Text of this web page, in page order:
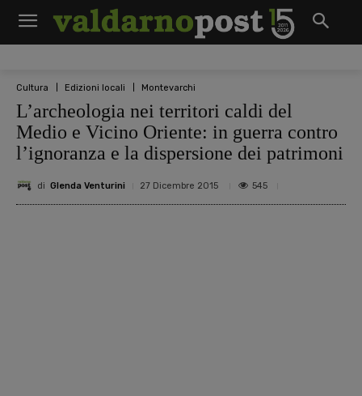
Cultura Edizioni locali Montevarchi
L’archeologia nei territori caldi del
Medio e Vicino Oriente: in guerra contro
l’ignoranza e la dispersione dei patrimoni
di Glenda Venturini 27 Dicembre 2015 545